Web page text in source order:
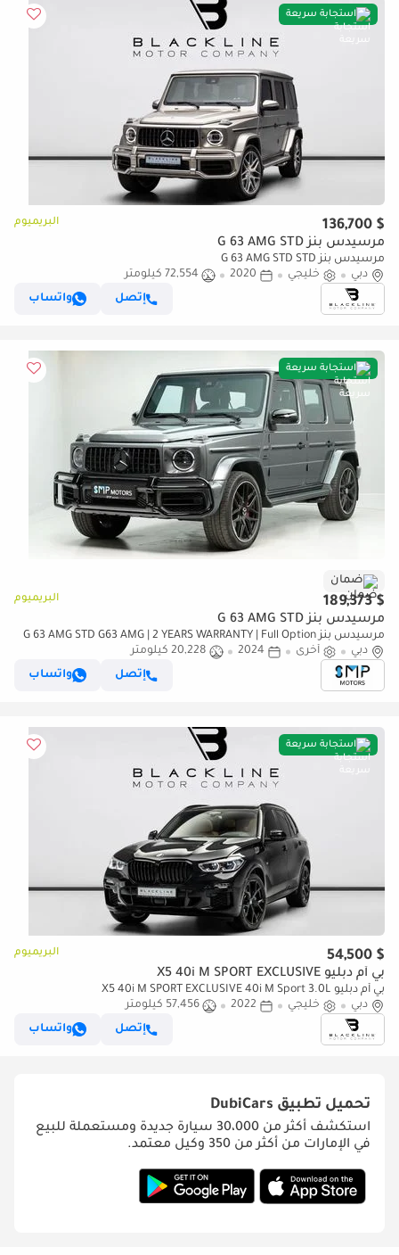
استجابة سريعة
$ 136,700 البريميوم
مرسيدس بنز G 63 AMG STD
مرسيدس بنز G 63 AMG STD STD
دبي
خليجي 2020
72,554 كيلومتر
إتصل
واتساب
استجابة سريعة
ضمان
$ 189,373 البريميوم
مرسيدس بنز G 63 AMG STD
مرسيدس بنز G 63 AMG STD G63 AMG | 2 YEARS WARRANTY | Full Option
دبي
أخرى 2024
20,228 كيلومتر
إتصل
واتساب
استجابة سريعة
$ 54,500 البريميوم
بي أم دبليو X5 40i M SPORT EXCLUSIVE
بي أم دبليو X5 40i M SPORT EXCLUSIVE 40i M Sport 3.0L
دبي
خليجي 2022
57,456 كيلومتر
إتصل
واتساب
تحميل تطبيق DubiCars
استكشف أكثر من 30،000 سيارة جديدة ومستعملة للبيع
في الإمارات من أكثر من 350 وكيل معتمد.